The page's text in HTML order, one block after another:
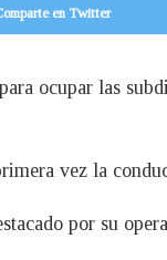
en Twitter
ocupar las
vez la
por su